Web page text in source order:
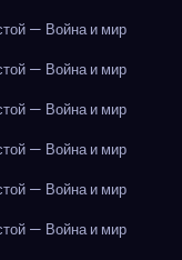
— Война и мир
— Война и мир
— Война и мир
— Война и мир
— Война и мир
— Война и мир